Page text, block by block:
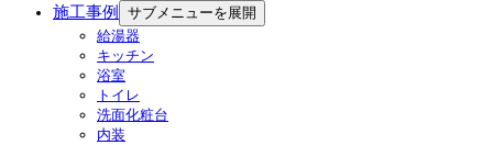
施工事例
サブメニューを展開
給湯器
キッチン
浴室
トイレ
洗面化粧台
内装